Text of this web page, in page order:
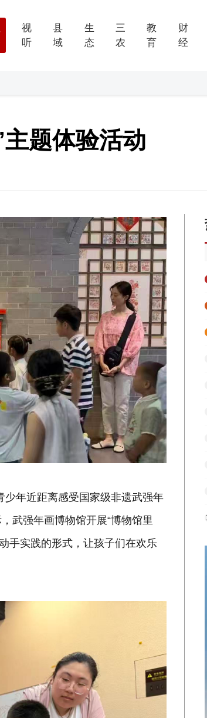
视
听
县
域
生
态
三
农
教
育
财
经
题体验活动
少年近距离感受国家级非遗武强年
武强年画博物馆开展“博物馆里
手实践的形式，让孩子们在欢乐